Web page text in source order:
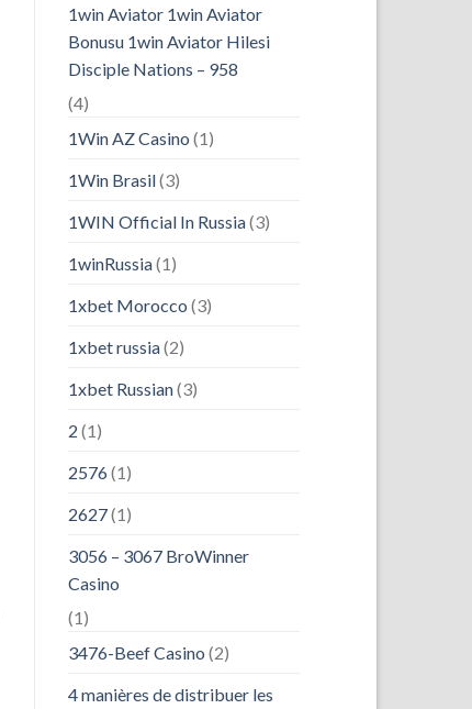
1win Aviator 1win Aviator
Bonusu 1win Aviator Hilesi
Disciple Nations – 958
(4)
1Win AZ Casino (1)
1Win Brasil(3)
1WIN Official In Russia(3)
1winRussia(1)
1xbet Morocco (3)
1xbet russia(2)
1xbet Russian(3)
2 (1)
2576(1)
2627(1)
3056 – 3067 BroWinner
Casino
(1)
3476-Beef Casino (2)
4 manières de distribuer les